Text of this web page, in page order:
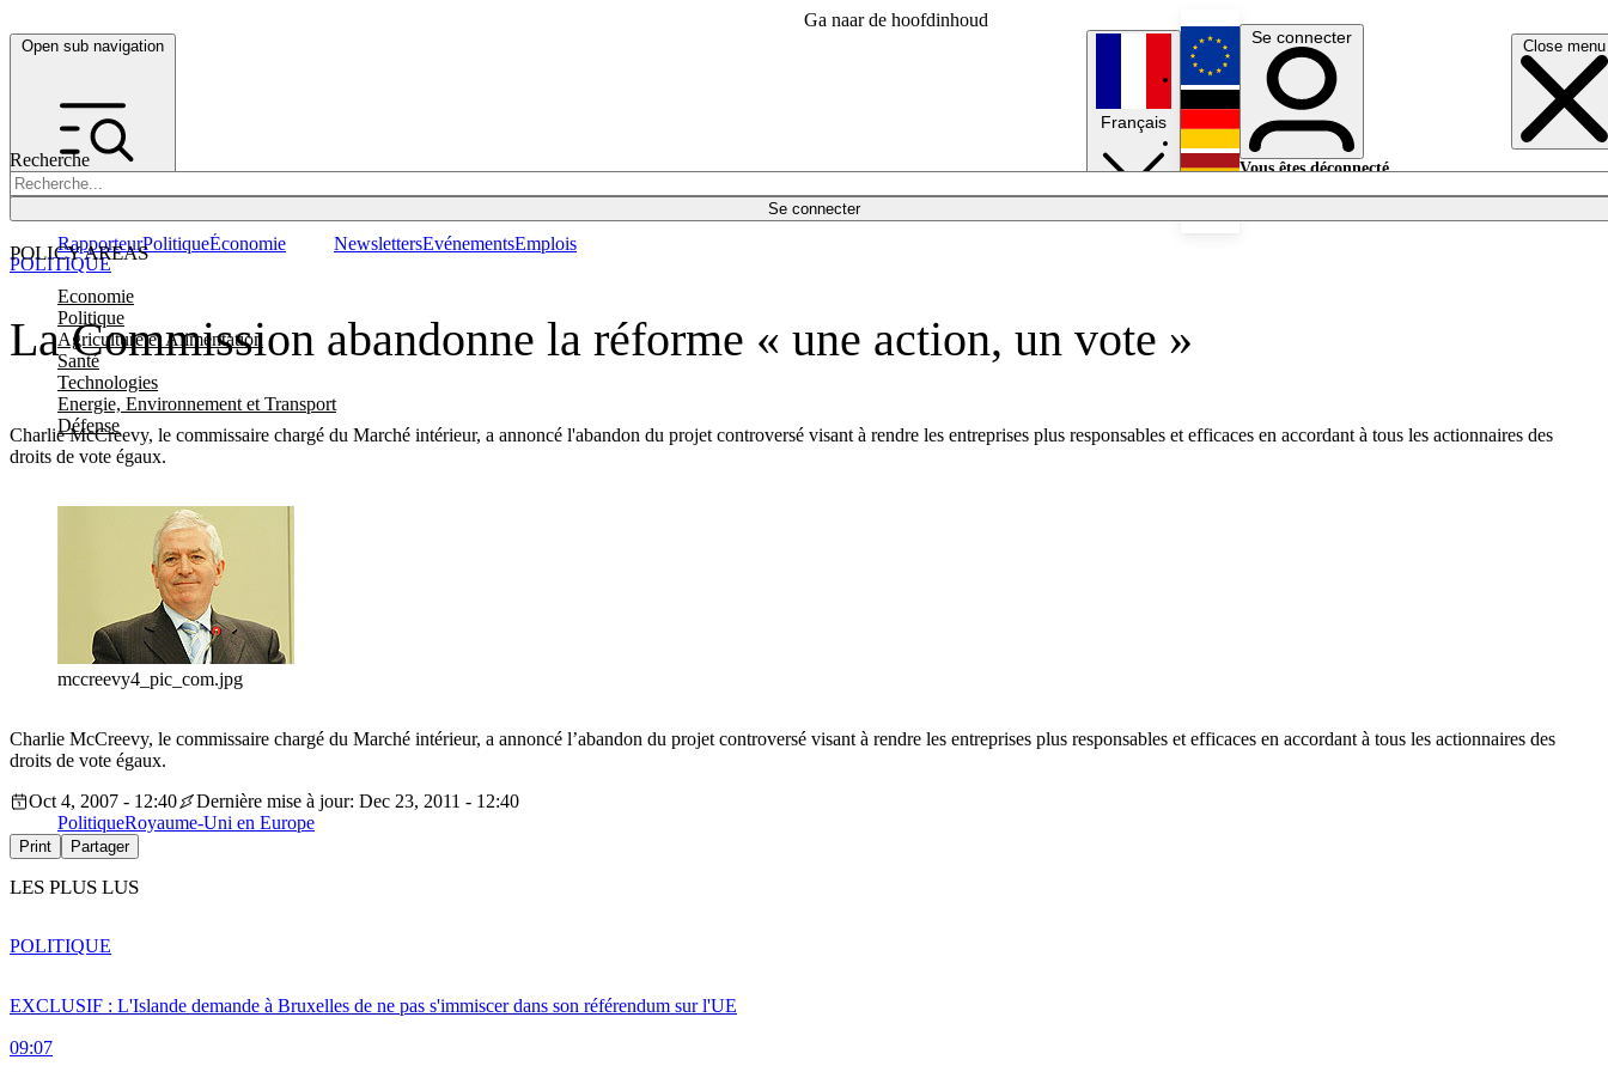
Ga naar de hoofdinhoud
Open sub navigation Close menu
Recherche
Se connecter
POLICY AREAS
Economie
Politique
Agriculture et Alimentation
Santé
Technologies
Energie, Environnement et Transport
Défense
RapporteurPolitiqueÉconomie NewslettersEvénementsEmplois
Français
English
Deutsch
Se connecter
Vous êtes déconnecté.
La Commission abandonne la réforme « une action, un vote »
Charlie McCreevy, le commissaire chargé du Marché intérieur, a annoncé l'abandon du projet controversé visant à rendre les entreprises plus responsables et efficaces en accordant à tous les actionnaires des
droits de vote égaux.
POLITIQUE
mccreevy4_pic_com.jpg
Charlie McCreevy, le commissaire chargé du Marché intérieur, a annoncé l’abandon du projet controversé visant à rendre les entreprises plus responsables et efficaces en accordant à tous les actionnaires des
droits de vote égaux.
Oct 4, 2007 - 12:40
Dernière mise à jour: Dec 23, 2011 - 12:40
PolitiqueRoyaume-Uni en Europe
Print Partager
LES PLUS LUS
EXCLUSIF : L'Islande demande à Bruxelles de ne pas s'immiscer dans son référendum sur l'UE
09:07
POLITIQUE